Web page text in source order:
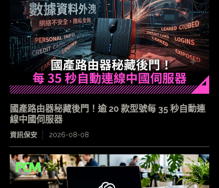
國產路由器秘藏後門！逾 20 款型號每 35 秒自動連
線中國伺服器
資訊保安 2026-08-08